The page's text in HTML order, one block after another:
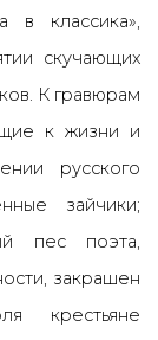
в классика»,
скучающих
К гравюрам
к жизни и
русского
зайчики;
пес поэта,
закрашен
крестьяне